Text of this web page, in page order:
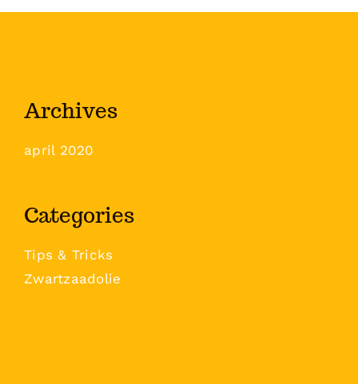
Archives
april 2020
Categories
Tips & Tricks
Zwartzaadolie